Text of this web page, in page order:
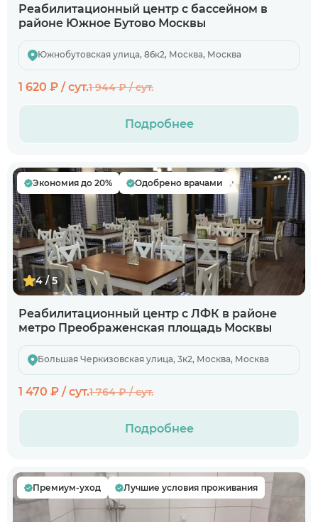
Реабилитационный центр с бассейном в
районе Южное Бутово Москвы
Южнобутовская улица, 86к2, Москва, Москва
1 620 ₽ / сут.1 944 ₽ / сут.
Подробнее
Экономия до 20% Одобрено врачами
4 / 5
Реабилитационный центр с ЛФК в районе
метро Преображенская площадь Москвы
Большая Черкизовская улица, 3к2, Москва, Москва
1 470 ₽ / сут.1 764 ₽ / сут.
Подробнее
Премиум-уход Лучшие условия проживания